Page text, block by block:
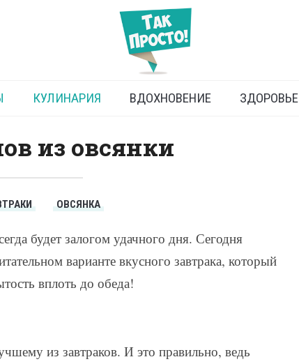
из овсянки
КУЛИНАРИЯ ВДОХНОВЕНИЕ ЗДОРОВЬЕ
из овсянки
ОВСЯНКА
будет залогом удачного дня. Сегодня
варианте вкусного завтрака, который
вплоть до обеда!
из завтраков. И это правильно, ведь